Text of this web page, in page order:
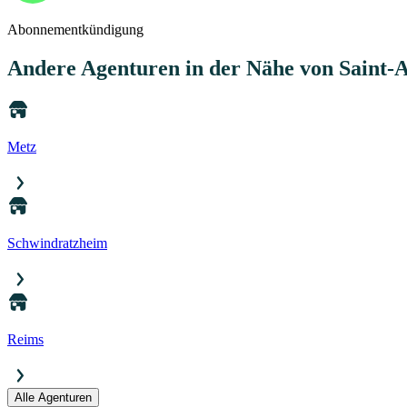
Abonnementkündigung
Andere Agenturen in der Nähe von Saint-
Metz
Schwindratzheim
Reims
Alle Agenturen